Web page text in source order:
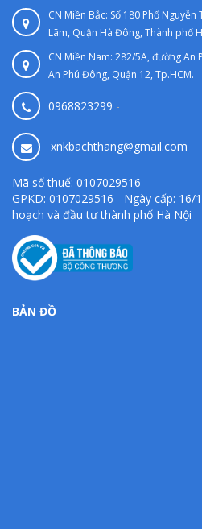
CN Miền Bắc: Số 180 Phố
Lãm, Quận Hà Đông, Thành phố
CN Miền Nam: 282/5A, đường
An Phú Đông, Quận 12, Tp.HCM.
0968823299 -
xnkbachthang@gmail.com
Mã số thuế: 0107029516
GPKD: 0107029516 - Ngày cấp:
hoạch và đầu tư thành phố Hà Nội
BẢN ĐỒ